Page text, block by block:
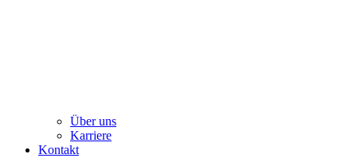
Über uns
Karriere
Kontakt